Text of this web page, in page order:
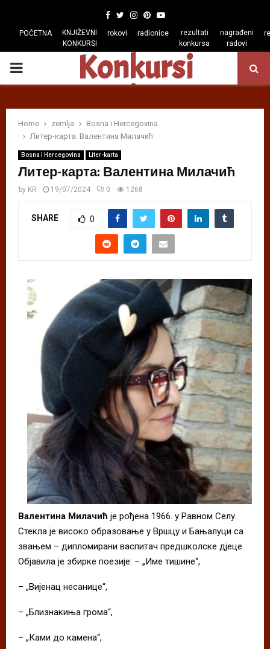
Facebook
TwitterInstagram
Pinterest
Youtube
POČETNA
KNJIŽEVNI
KONKURSI
rokovi radionice
rezultati
konkursa
nagrađeni
radovi
PRIMARY
Konkursi
regiona
Home zemlja
Bosna i Hercegovina
Литер-карта: Валентина Милачић
Bosna i Hercegovina Liter-karta
Литер-карта: Валентина Милачић
by KR 19/07/2024 0 1268
SHARE 0
Валентина Милачић је рођена 1966. у Равном Селу.
Стекла је високо образовање у Вршцу и Бањалуци са
звањем – дипломирани васпитач предшколске дјеце.
Објавила је збирке поезије: – „Име тишине“,
– „Вијенац несанице“,
– „Близнакиња грома“,
– „Ками до камена“,